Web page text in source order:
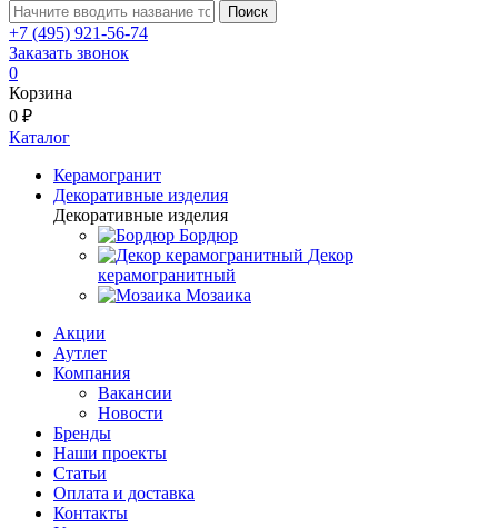
Поиск
+7 (495) 921-56-74
Заказать звонок
0
Корзина
0 ₽
Каталог
Керамогранит
Декоративные изделия
Декоративные изделия
Бордюр
Декор
керамогранитный
Мозаика
Акции
Аутлет
Компания
Вакансии
Новости
Бренды
Наши проекты
Статьи
Оплата и доставка
Контакты